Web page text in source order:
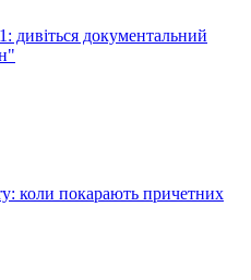
дивіться документальний
коли покарають причетних